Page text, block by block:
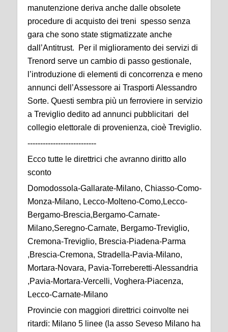
manutenzione deriva anche dalle obsolete
procedure di acquisto dei treni spesso senza
gara che sono state stigmatizzate anche
dall’Antitrust. Per il miglioramento dei servizi di
Trenord serve un cambio di passo gestionale,
l’introduzione di elementi di concorrenza e meno
annunci dell’Assessore ai Trasporti Alessandro
Sorte. Questi sembra più un ferroviere in servizio
a Treviglio dedito ad annunci pubblicitari del
collegio elettorale di provenienza, cioè Treviglio.
---------------------------
Ecco tutte le direttrici che avranno diritto allo
sconto
Domodossola-Gallarate-Milano, Chiasso-Como-
Monza-Milano, Lecco-Molteno-Como,Lecco-
Bergamo-Brescia,Bergamo-Carnate-
Milano,Seregno-Carnate, Bergamo-Treviglio,
Cremona-Treviglio, Brescia-Piadena-Parma
,Brescia-Cremona, Stradella-Pavia-Milano,
Mortara-Novara, Pavia-Torreberetti-Alessandria
,Pavia-Mortara-Vercelli, Voghera-Piacenza,
Lecco-Carnate-Milano
Provincie con maggiori direttrici coinvolte nei
ritardi: Milano 5 linee (la asso Seveso Milano ha